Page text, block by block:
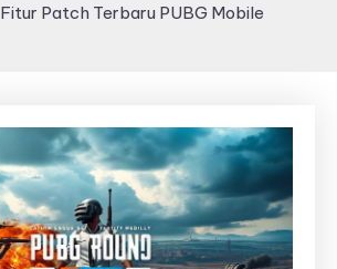
Fitur Patch Terbaru PUBG Mobile